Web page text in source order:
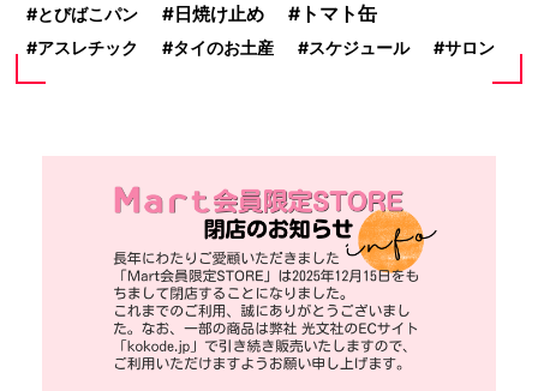
とびばこパン 日焼け止め トマト缶
アスレチック タイのお土産 スケジュール サロン